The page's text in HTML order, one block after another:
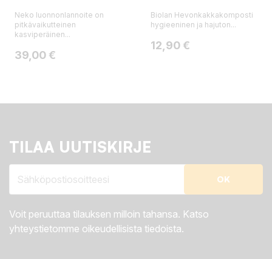
Neko luonnonlannoite on
pitkävaikutteinen
kasviperäinen...
Hinta
39,00 €
Biolan Hevonkakkakomposti
hygieeninen ja hajuton...
Hinta
12,90 €
TILAA UUTISKIRJE
Voit peruuttaa tilauksen milloin tahansa. Katso
yhteystietomme oikeudellisista tiedoista.